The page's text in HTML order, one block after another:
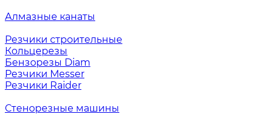
Алмазные канаты
Резчики строительные
Кольцерезы
Бензорезы Diam
Резчики Messer
Резчики Raider
Стенорезные машины